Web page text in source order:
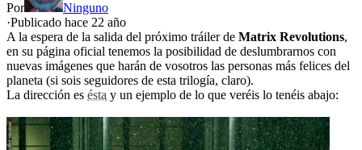
Por
Ninguno
·Publicado hace 22 año
A la espera de la salida del próximo tráiler de Matrix Revolutions,
en su página oficial tenemos la posibilidad de deslumbrarnos con
nuevas imágenes que harán de vosotros las personas más felices del
planeta (si sois seguidores de esta trilogía, claro).
La dirección es ésta y un ejemplo de lo que veréis lo tenéis abajo: